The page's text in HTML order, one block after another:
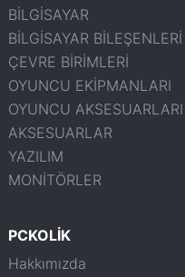
BİLGİSAYAR
BİLGİSAYAR BİLEŞENLERİ
ÇEVRE BİRİMLERİ
OYUNCU EKİPMANLARI
OYUNCU AKSESUARLARI
AKSESUARLAR
YAZILIM
MONİTÖRLER
PCKOLİK
Hakkımızda